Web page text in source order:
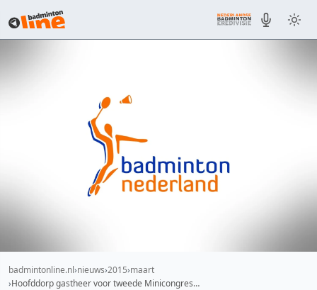
badmintonline.nl nieuws 2015 maart
Hoofddorp gastheer voor tweede Minicongres…